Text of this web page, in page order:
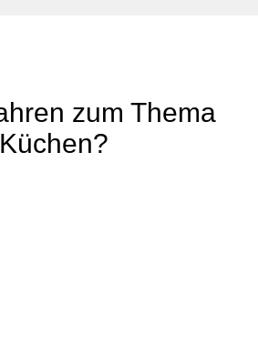
zum Thema
Küchen?